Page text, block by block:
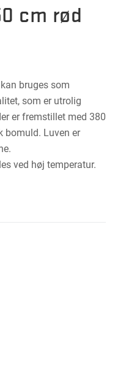
cm rød
bruges som
som er utrolig
er fremstillet med 380
bomuld. Luven er
ved høj temperatur.